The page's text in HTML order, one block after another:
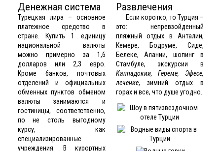
Денежная система
Турецкая лира – основное
платежное средство в
стране. Купить 1 единицу
национальной валюты
можно примерно за 1,6
долларов или 2,3 евро.
Кроме банков, почтовых
отделений и официальных
обменных пунктов обменом
валюты занимаются и
гостиницы, соответственно,
по не столь выгодному
курсу, как
специализированные
учреждения. В курортных
Развлечения
Если коротко, то Турция –
это: непревзойденный
пляжный отдых в Анталии,
Кемере, Бодруме, Сиде,
Белеке, Алании, шопинг в
Стамбуле, экскурсии в
Каппадокии, Гереме, Эфесе,
лечение, зимний отдых в
горахи все, что душе угодно.